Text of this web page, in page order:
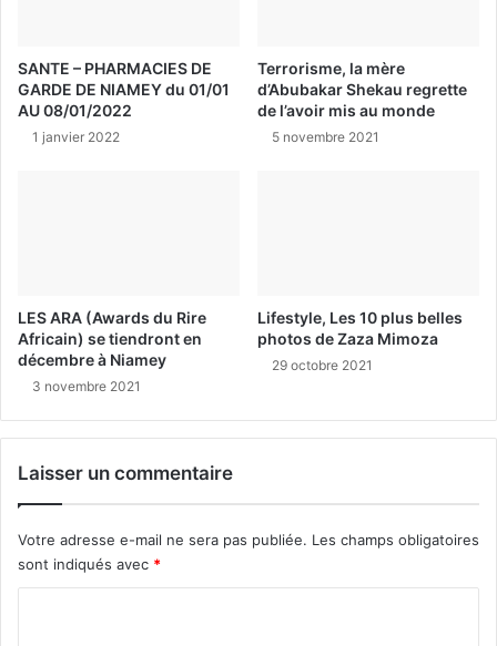
SANTE – PHARMACIES DE
GARDE DE NIAMEY du 01/01
AU 08/01/2022
1 janvier 2022
Terrorisme, la mère
d’Abubakar Shekau regrette
de l’avoir mis au monde
5 novembre 2021
LES ARA (Awards du Rire
Africain) se tiendront en
décembre à Niamey
3 novembre 2021
Lifestyle, Les 10 plus belles
photos de Zaza Mimoza
29 octobre 2021
Laisser un commentaire
Votre adresse e-mail ne sera pas publiée. Les champs obligatoires
sont indiqués avec *